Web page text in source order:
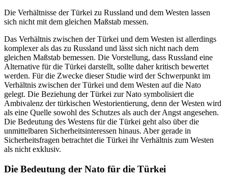
Die Verhältnisse der Türkei zu Russ­land und dem Westen lassen
sich nicht mit dem gleichen Maßstab messen.
Das Verhältnis zwischen der Türkei und dem Westen ist allerdings
komplexer als das zu Russland und lässt sich nicht nach dem
gleichen Maßstab bemessen. Die Vorstellung, dass Russland eine
Alter­native für die Türkei darstellt, sollte daher kritisch bewertet
werden. Für die Zwecke dieser Studie wird der Schwerpunkt im
Verhältnis zwischen der Türkei und dem Westen auf die Nato
gelegt. Die Beziehung der Türkei zur Nato symbolisiert die
Ambivalenz der türkischen Westorientierung, denn der Westen wird
als eine Quelle sowohl des Schutzes als auch der Angst angesehen.
Die Bedeutung des Westens für die Türkei geht also über die
unmittelbaren Sicherheitsinteressen hinaus. Aber gerade in
Sicherheitsfragen betrachtet die Türkei ihr Verhältnis zum Westen
als nicht exklusiv.
Die Bedeutung der Nato für die Türkei